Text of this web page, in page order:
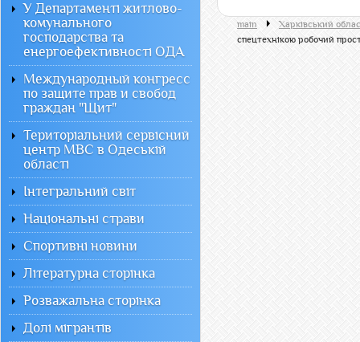
main
Харківський
спецтехнікою робочий
У Департаменті житлово-
комунального
господарства та
енергоефективності ОДА
Международный конгресс
по защите прав и свобод
граждан "Щит"
Територіальний сервісний
центр МВС в Одеській
області
Інтегральний світ
Національні страви
Спортивні новини
Літературна сторінка
Розважальна сторінка
Долі мігрантів